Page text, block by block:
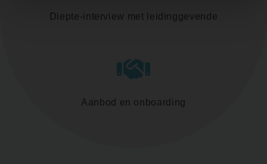
Diepte-interview met leidinggevende
Aanbod en onboarding